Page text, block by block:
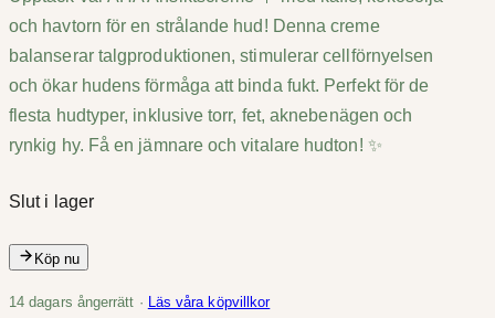
och havtorn för en strålande hud! Denna creme
balanserar talgproduktionen, stimulerar cellförnyelsen
och ökar hudens förmåga att binda fukt. Perfekt för de
flesta hudtyper, inklusive torr, fet, aknebenägen och
rynkig hy. Få en jämnare och vitalare hudton! ✨
Slut i lager
Köp nu
14 dagars ångerrätt · Läs våra köpvillkor